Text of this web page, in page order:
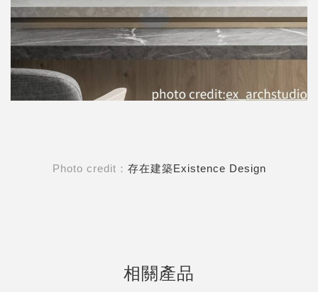
Photo credit： 存在建築Existence Design
相關產品